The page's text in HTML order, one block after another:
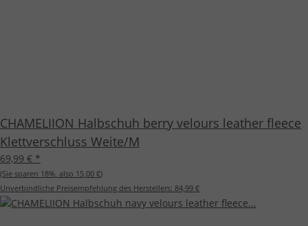
CHAMELIION Halbschuh berry velours leather fleece
Klettverschluss Weite/M
69,99 € *
(Sie sparen 18%, also 15,00 €)
Unverbindliche Preisempfehlung des Herstellers: 84,99 €